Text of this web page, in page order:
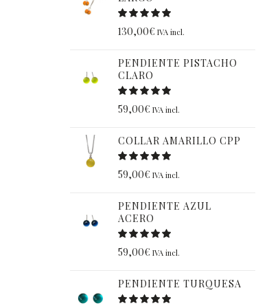
130,00€ IVA incl.
PENDIENTE PISTACHO
CLARO
59,00€ IVA incl.
COLLAR AMARILLO CPP
59,00€ IVA incl.
PENDIENTE AZUL
ACERO
59,00€ IVA incl.
PENDIENTE TURQUESA